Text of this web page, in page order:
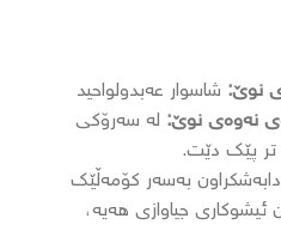
نوێ: شاسوار عەبدولواحید
نەوەی نوێ: لە سەرۆکی
دابەشکراون بەسەر کۆمەڵێک
جیاوازی هەیە،